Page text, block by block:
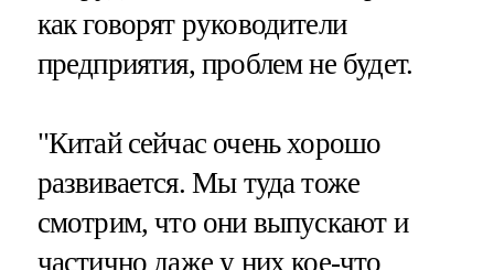
как говорят руководители
предприятия, проблем не будет.
"Китай сейчас очень хорошо
развивается. Мы туда тоже
смотрим, что они выпускают и
частично даже у них кое-что